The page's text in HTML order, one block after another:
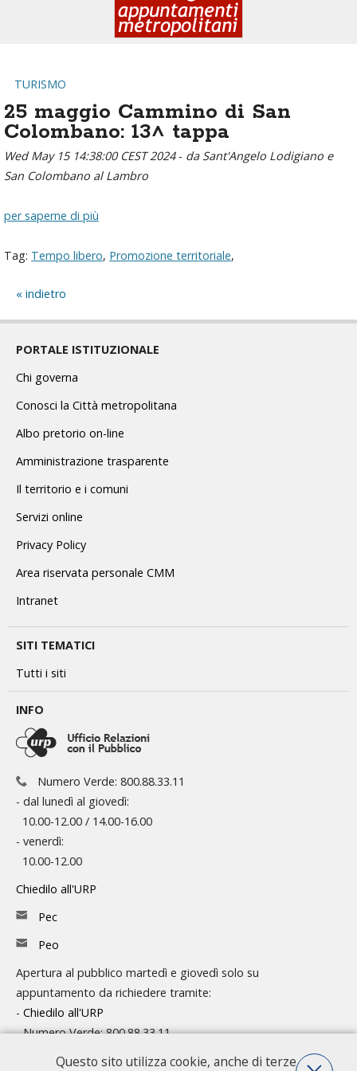
TURISMO
25 maggio Cammino di San
Colombano: 13^ tappa
Wed May 15 14:38:00 CEST 2024- da Sant'Angelo Lodigiano e
San Colombano al Lambro
per saperne di più
Tag: Tempo libero, Promozione territoriale,
indietro
PORTALE ISTITUZIONALE
Chi governa
Conosci la Città metropolitana
Albo pretorio on-line
Amministrazione trasparente
Il territorio e i comuni
Servizi online
Privacy Policy
Area riservata personale CMM
Intranet
SITI TEMATICI
Tutti i siti
INFO
Numero Verde: 800.88.33.11
- dal lunedì al giovedì:
10.00-12.00 / 14.00-16.00
- venerdì:
10.00-12.00
Chiedilo all'URP
Pec
Peo
Apertura al pubblico martedì e giovedì solo su
appuntamento da richiedere tramite:
- Chiedilo all'URP
- Numero Verde: 800.88.33.11
Consulta l'organigramma
Questo sito utilizza cookie, anche di terze